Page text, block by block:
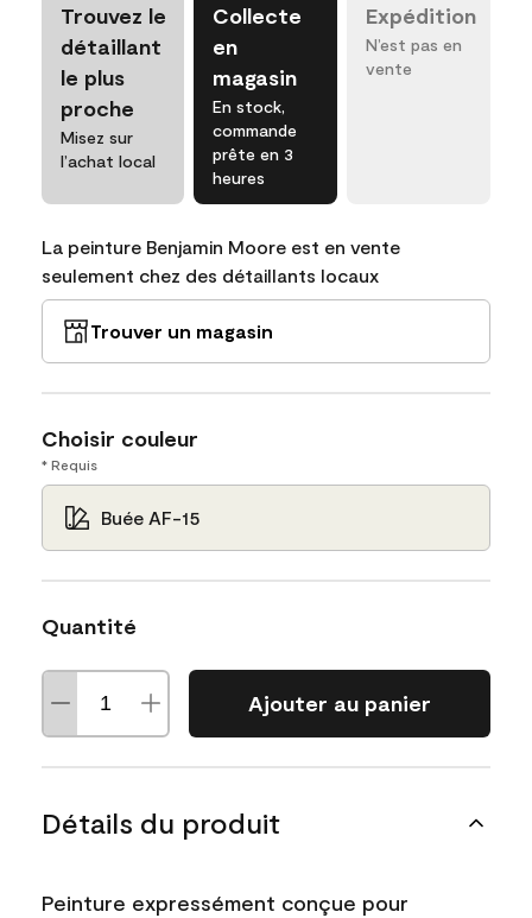
Trouvez le
détaillant
le plus
proche
Misez sur
l’achat local
Collecte
en
magasin
En stock,
commande
prête en 3
heures
Expédition
N’est pas en
vente
La peinture Benjamin Moore est en vente
seulement chez des détaillants locaux
Trouver un magasin
Choisir couleur
* Requis
Buée AF-15
Quantité
Ajouter au panier
Détails du produit
Peinture expressément conçue pour